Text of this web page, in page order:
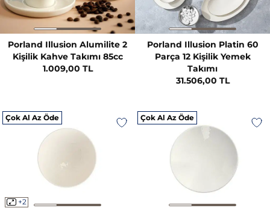
Porland Illusion Alumilite 2
Kişilik Kahve Takımı 85cc
1.009,00 TL
Porland Illusion Platin 60
Parça 12 Kişilik Yemek
Takımı
31.506,00 TL
Çok Al Az Öde
+2
Çok Al Az Öde